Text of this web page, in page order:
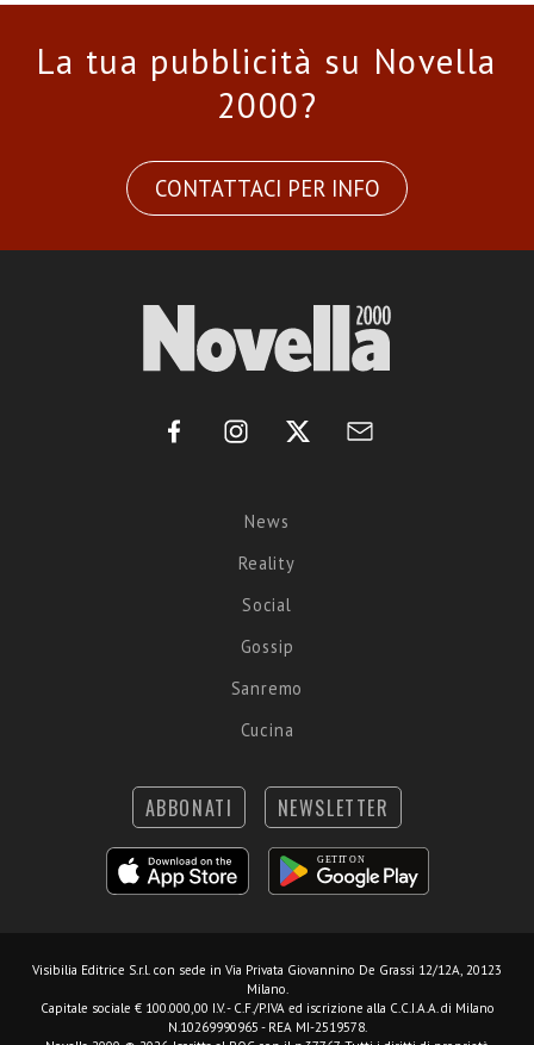
La tua pubblicità su Novella
2000?
CONTATTACI PER INFO
News
Reality
Social
Gossip
Sanremo
Cucina
ABBONATI NEWSLETTER
Visibilia Editrice S.r.l. con sede in Via Privata Giovannino De Grassi 12/12A, 20123
Milano.
Capitale sociale € 100.000,00 I.V. - C.F./P.IVA ed iscrizione alla C.C.I.A.A. di Milano
N.10269990965 - REA MI-2519578.